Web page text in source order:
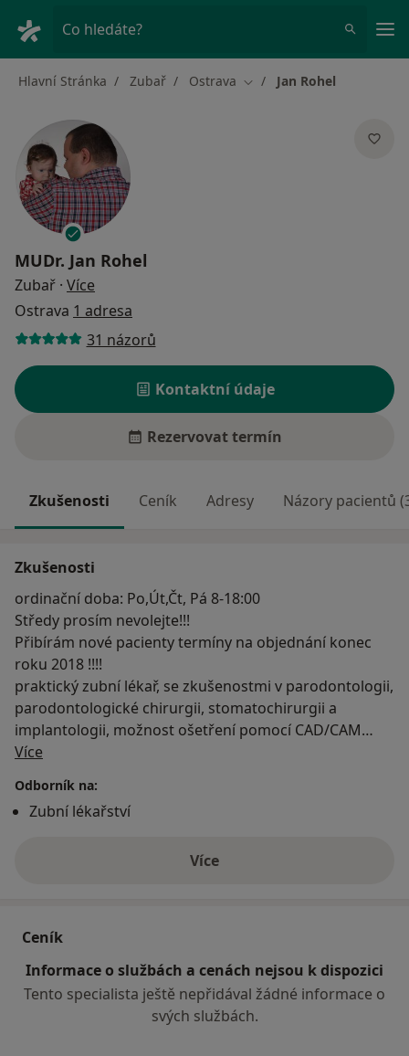
Co hledáte?
Hlavní Stránka Zubař Ostrava Změna města
Jan Rohel
MUDr. Jan Rohel
Zubař · Více
Ostrava 1 adresa
31 názorů
Kontaktní údaje
Rezervovat termín
Zkušenosti Ceník Adresy Názory pacientů
Zkušenosti
ordinační doba: Po,Út,Čt, Pá 8-18:00
Středy prosím nevolejte!!!
Přibírám nové pacienty termíny na objednání konec
roku 2018 !!!!
praktický zubní lékař, se zkušenostmi v parodontologii,
parodontologické chirurgii, stomatochirurgii a
implantologii, možnost ošetření pomocí CAD/CAM
technologie Cerec
http://www.zubar-poruba-rohel.cz/
Více
Odborník na:
Zubní lékařství
Víceo zkušenostech
Ceník
Informace o službách a cenách nejsou k dispozici
Tento specialista ještě nepřidával žádné informace o
svých službách.